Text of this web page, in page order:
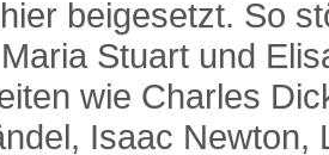
beigesetzt. So
Stuart und
wie Charles
Isaac